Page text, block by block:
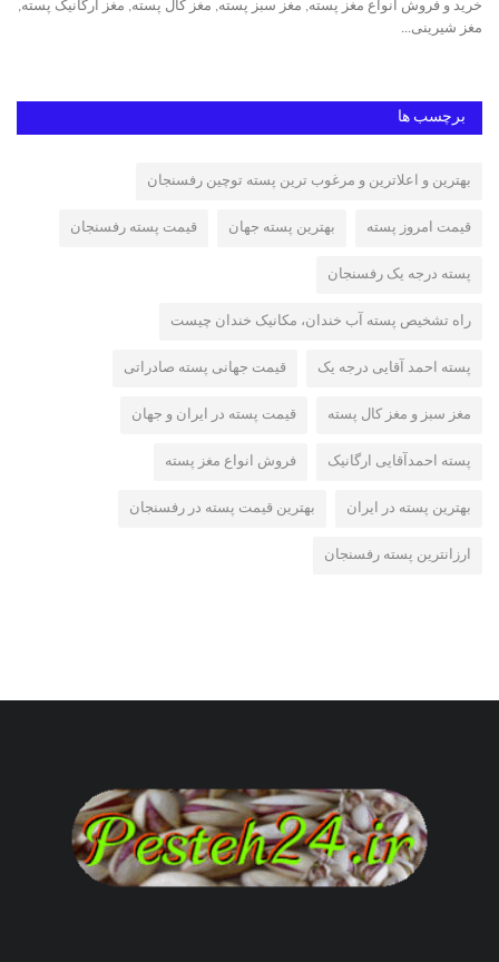
خرید و فروش انواع مغز پسته, مغز سبز پسته, مغز کال پسته, مغز ارگانیک پسته,
مغز شیرینی...
برچسب ها
بهترین و اعلاترین و مرغوب ترین پسته توچین رفسنجان
قیمت امروز پسته بهترین پسته جهان قیمت پسته رفسنجان
پسته درجه یک رفسنجان
راه تشخیص پسته آب خندان، مکانیک خندان چیست
پسته احمد آقایی درجه یک قیمت جهانی پسته صادراتی
مغز سبز و مغز کال پسته قیمت پسته در ایران و جهان
پسته احمدآقایی ارگانیک فروش انواع مغز پسته
بهترین پسته در ایران بهترین قیمت پسته در رفسنجان
ارزانترین پسته رفسنجان